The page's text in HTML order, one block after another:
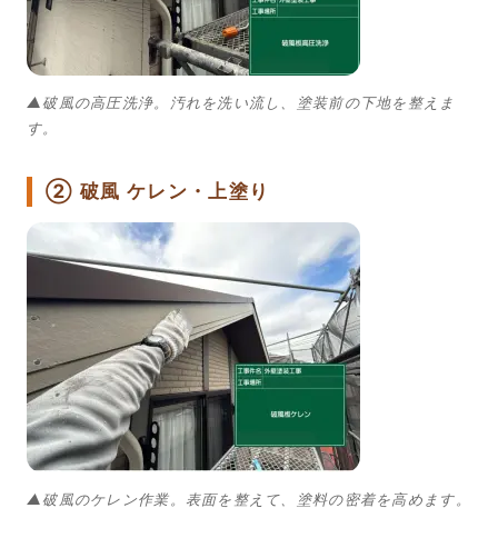
▲破風の高圧洗浄。汚れを洗い流し、塗装前の下地を整えま
す。
② 破風 ケレン・上塗り
▲破風のケレン作業。表面を整えて、塗料の密着を高めます。